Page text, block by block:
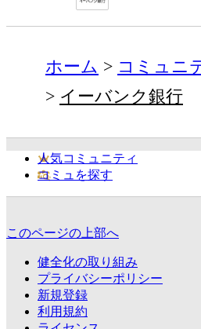
ホーム コミュニ
イーバンク銀行
人気コミュニティ
コミュを探す
このページの上部へ
健全化の取り組み
プライバシーポリシー
新規登録
利用規約